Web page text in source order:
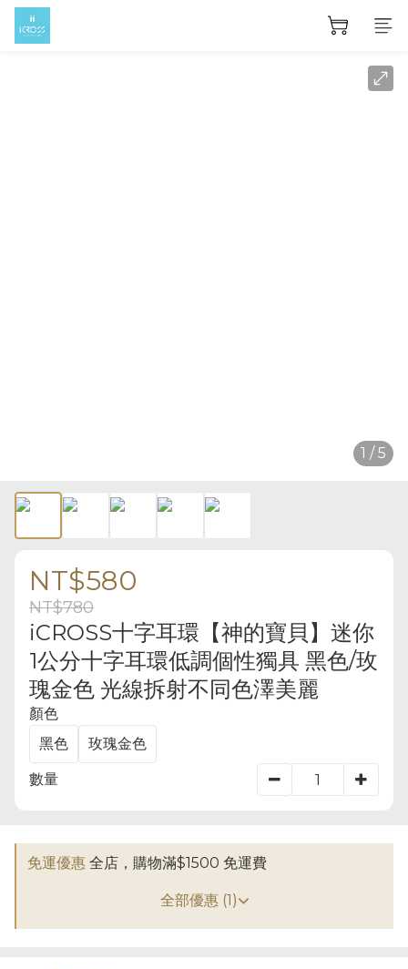
1 / 5
NT$580
NT$780
iCROSS十字耳環【神的寶貝】迷你
1公分十字耳環低調個性獨具 黑色/玫
瑰金色 光線拆射不同色澤美麗
顏色
黑色
玫瑰金色
數量
免運優惠 全店，購物滿$1500 免運費
全部優惠 (1)